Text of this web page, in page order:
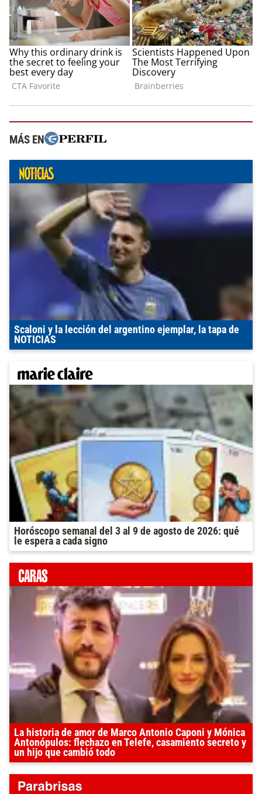
MÁS EN
Scaloni y la lección del argentino ejemplar, la tapa de
NOTICIAS
Horóscopo semanal del 3 al 9 de agosto de 2026: qué
le espera a cada signo
La historia de amor de Marco Antonio Caponi y Mónica
Antonópulos: flechazo en Telefe, casamiento secreto y
un hijo que cambió todo